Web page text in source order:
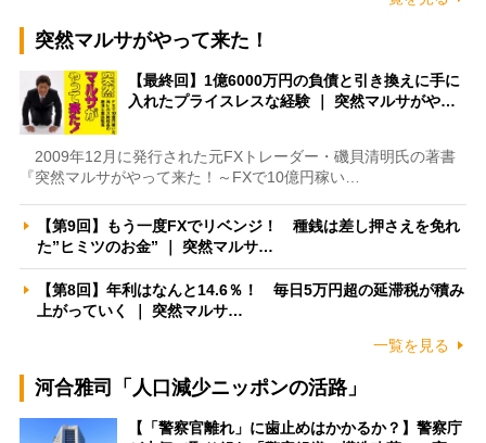
突然マルサがやって来た！
【最終回】1億6000万円の負債と引き換えに手に
入れたプライスレスな経験 ｜ 突然マルサがや…
2009年12月に発行された元FXトレーダー・磯貝清明氏の著書
『突然マルサがやって来た！～FXで10億円稼い…
【第9回】もう一度FXでリベンジ！ 種銭は差し押さえを免れ
た”ヒミツのお金” ｜ 突然マルサ…
【第8回】年利はなんと14.6％！ 毎日5万円超の延滞税が積み
上がっていく ｜ 突然マルサ…
一覧を見る
河合雅司「人口減少ニッポンの活路」
【「警察官離れ」に歯止めはかかるか？】警察庁